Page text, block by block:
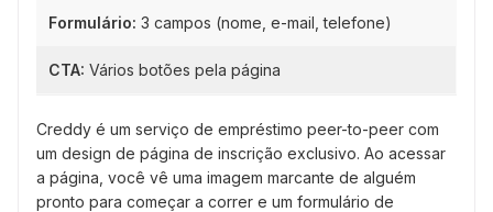
Formulário: 3 campos (nome, e-mail, telefone)
CTA: Vários botões pela página
Creddy é um serviço de empréstimo peer-to-peer com
um design de página de inscrição exclusivo. Ao acessar
a página, você vê uma imagem marcante de alguém
pronto para começar a correr e um formulário de